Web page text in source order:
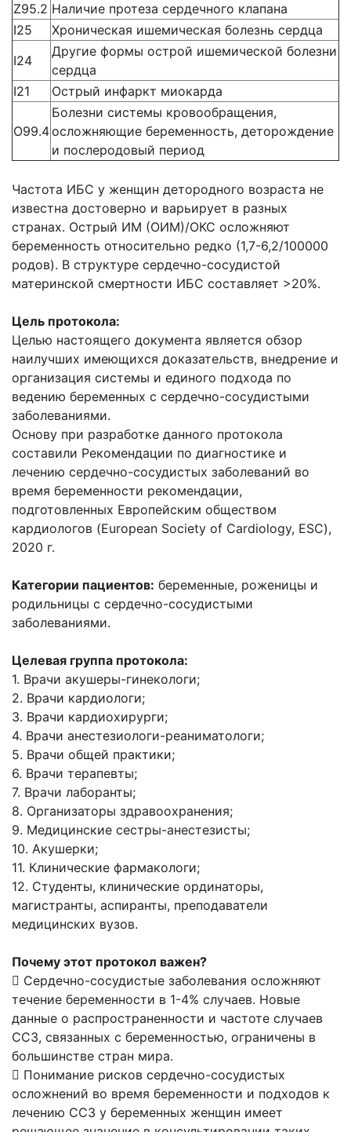
Z95.2 Наличие протеза сердечного клапана
I25
Хроническая ишемическая болезнь сердца
I24
Другие формы острой ишемической болезни
сердца
I21
Острый инфаркт миокарда
O99.4
Болезни системы кровообращения,
осложняющие беременность, деторождение
и послеродовый период
Частота ИБС у женщин детородного возраста не
известна достоверно и варьирует в разных
странах. Острый ИМ (ОИМ)/ОКС осложняют
беременность относительно редко (1,7-6,2/100000
родов). В структуре сердечно-сосудистой
материнской смертности ИБС составляет >20%.
Цель протокола:
Целью настоящего документа является обзор
наилучших имеющихся доказательств, внедрение и
организация системы и единого подхода по
ведению беременных с сердечно-сосудистыми
заболеваниями.
Основу при разработке данного протокола
составили Рекомендации по диагностике и
лечению сердечно-сосудистых заболеваний во
время беременности рекомендации,
подготовленных Европейским обществом
кардиологов (European Society of Cardiology, ESC),
2020 г.
Категории пациентов: беременные, роженицы и
родильницы с сердечно-сосудистыми
заболеваниями.
Целевая группа протокола:
1. Врачи акушеры-гинекологи;
2. Врачи кардиологи;
3. Врачи кардиохирурги;
4. Врачи анестезиологи-реаниматологи;
5. Врачи общей практики;
6. Врачи терапевты;
7. Врачи лаборанты;
8. Организаторы здравоохранения;
9. Медицинские сестры-анестезисты;
10. Акушерки;
11. Клинические фармакологи;
12. Студенты, клинические ординаторы,
магистранты, аспиранты, преподаватели
медицинских вузов.
Почему этот протокол важен?
 Сердечно-сосудистые заболевания осложняют
течение беременности в 1-4% случаев. Новые
данные о распространенности и частоте случаев
ССЗ, связанных с беременностью, ограничены в
большинстве стран мира.
 Понимание рисков сердечно-сосудистых
осложнений во время беременности и подходов к
лечению ССЗ у беременных женщин имеет